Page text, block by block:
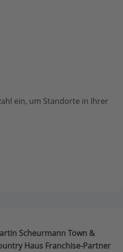
ein, um Standorte in Ihrer
Scheurmann Town &
Haus Franchise-Partner